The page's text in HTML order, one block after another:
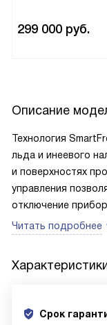
299 000 руб.
Описание
Технология
льда и инеевого
и поверхностях
управления
отключение
Читать подробнее
Срок